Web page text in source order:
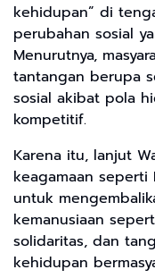
kehidupan” di
perubahan sosial
Menurutnya,
tantangan berupa
sosial akibat pola
kompetitif.
Karena itu, lanjut
keagamaan
untuk
kemanusiaan
solidaritas, dan
kehidupan